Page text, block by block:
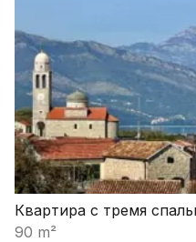
Квартира с тремя
90 m²